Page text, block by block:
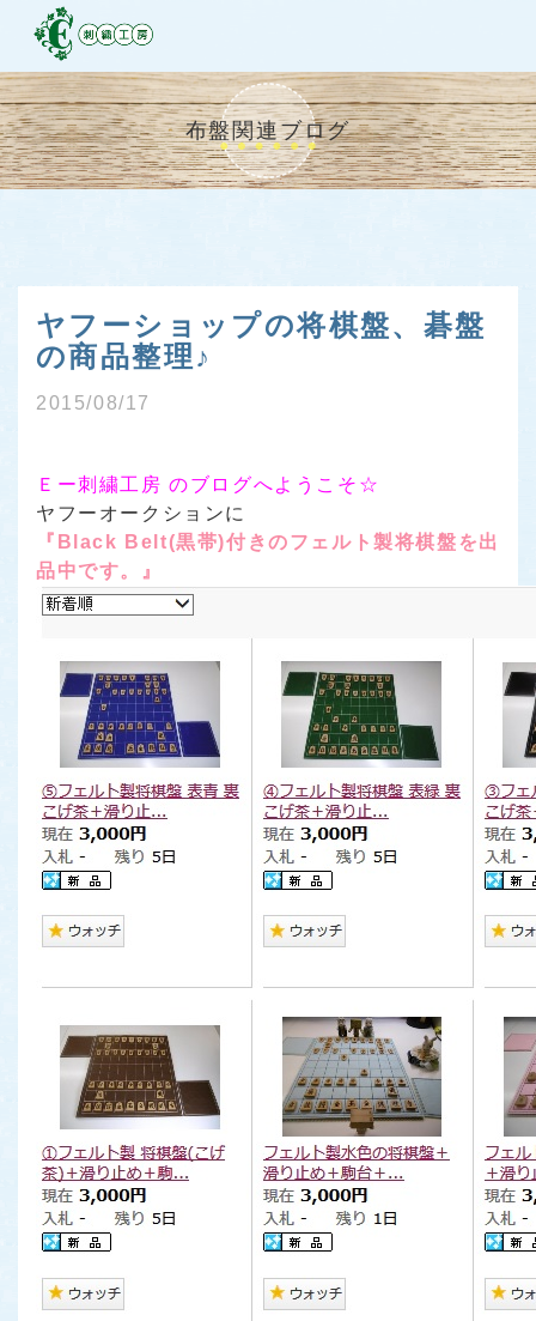
布盤関連ブログ
ヤフーショップの将棋盤、碁盤
の商品整理♪
2015/08/17
Ｅー刺繍工房 のブログへようこそ☆
ヤフーオークションに
『Black Belt(黒帯)付きのフェルト製将棋盤を出
品中です。』